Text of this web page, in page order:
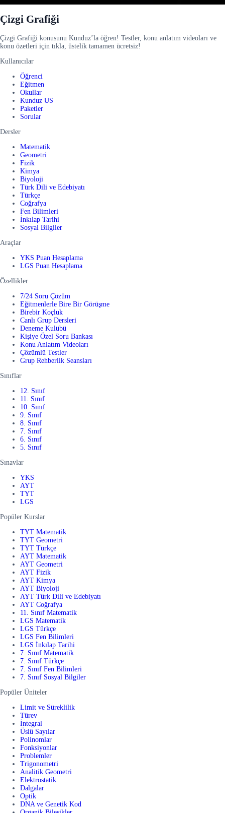
Çizgi Grafiği
Çizgi Grafiği konusunu Kunduz’la öğren! Testler, konu anlatım videoları ve
konu özetleri için tıkla, üstelik tamamen ücretsiz!
Kullanıcılar
Öğrenci
Eğitmen
Okullar
Kunduz US
Paketler
Sorular
Dersler
Matematik
Geometri
Fizik
Kimya
Biyoloji
Türk Dili ve Edebiyatı
Türkçe
Coğrafya
Fen Bilimleri
İnkılap Tarihi
Sosyal Bilgiler
Araçlar
YKS Puan Hesaplama
LGS Puan Hesaplama
Özellikler
7/24 Soru Çözüm
Eğitmenlerle Bire Bir Görüşme
Birebir Koçluk
Canlı Grup Dersleri
Deneme Kulübü
Kişiye Özel Soru Bankası
Konu Anlatım Videoları
Çözümlü Testler
Grup Rehberlik Seansları
Sınıflar
12. Sınıf
11. Sınıf
10. Sınıf
9. Sınıf
8. Sınıf
7. Sınıf
6. Sınıf
5. Sınıf
Sınavlar
YKS
AYT
TYT
LGS
Popüler Kurslar
TYT Matematik
TYT Geometri
TYT Türkçe
AYT Matematik
AYT Geometri
AYT Fizik
AYT Kimya
AYT Biyoloji
AYT Türk Dili ve Edebiyatı
AYT Coğrafya
11. Sınıf Matematik
LGS Matematik
LGS Türkçe
LGS Fen Bilimleri
LGS İnkılap Tarihi
7. Sınıf Matematik
7. Sınıf Türkçe
7. Sınıf Fen Bilimleri
7. Sınıf Sosyal Bilgiler
Popüler Üniteler
Limit ve Süreklilik
Türev
İntegral
Üslü Sayılar
Polinomlar
Fonksiyonlar
Problemler
Trigonometri
Analitik Geometri
Elektrostatik
Dalgalar
Optik
DNA ve Genetik Kod